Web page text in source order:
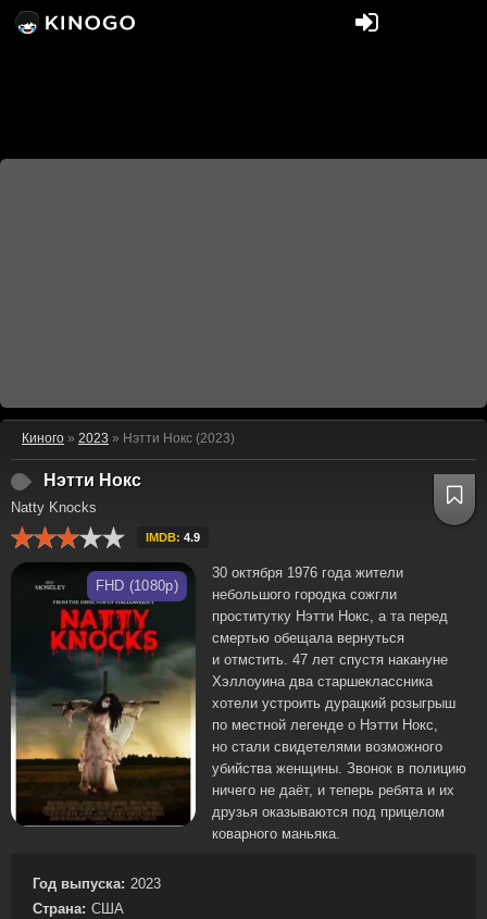
Киного » 2023 » Нэтти Нокс (2023)
Нэтти Нокс
Natty Knocks
IMDB: 4.9
FHD (1080p)
30 октября 1976 года жители
небольшого городка сожгли
проститутку Нэтти Нокс, а та перед
смертью обещала вернуться
и отмстить. 47 лет спустя накануне
Хэллоуина два старшеклассника
хотели устроить дурацкий розыгрыш
по местной легенде о Нэтти Нокс,
но стали свидетелями возможного
убийства женщины. Звонок в полицию
ничего не даёт, и теперь ребята и их
друзья оказываются под прицелом
коварного маньяка.
Год выпуска: 2023
Страна: США